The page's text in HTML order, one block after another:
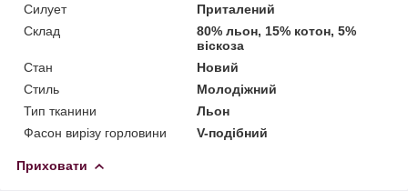
Силует
Приталений
Склад
80% льон, 15% котон, 5%
віскоза
Стан
Новий
Стиль
Молодіжний
Тип тканини
Льон
Фасон вирізу горловини
V-подібний
Приховати